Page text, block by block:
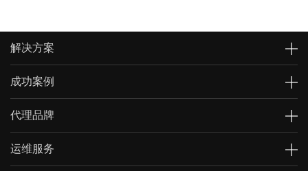
解决方案
成功案例
代理品牌
运维服务